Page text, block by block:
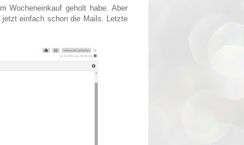
Wocheneinkauf geholt habe. Aber
einfach schon die Mails. Letzte